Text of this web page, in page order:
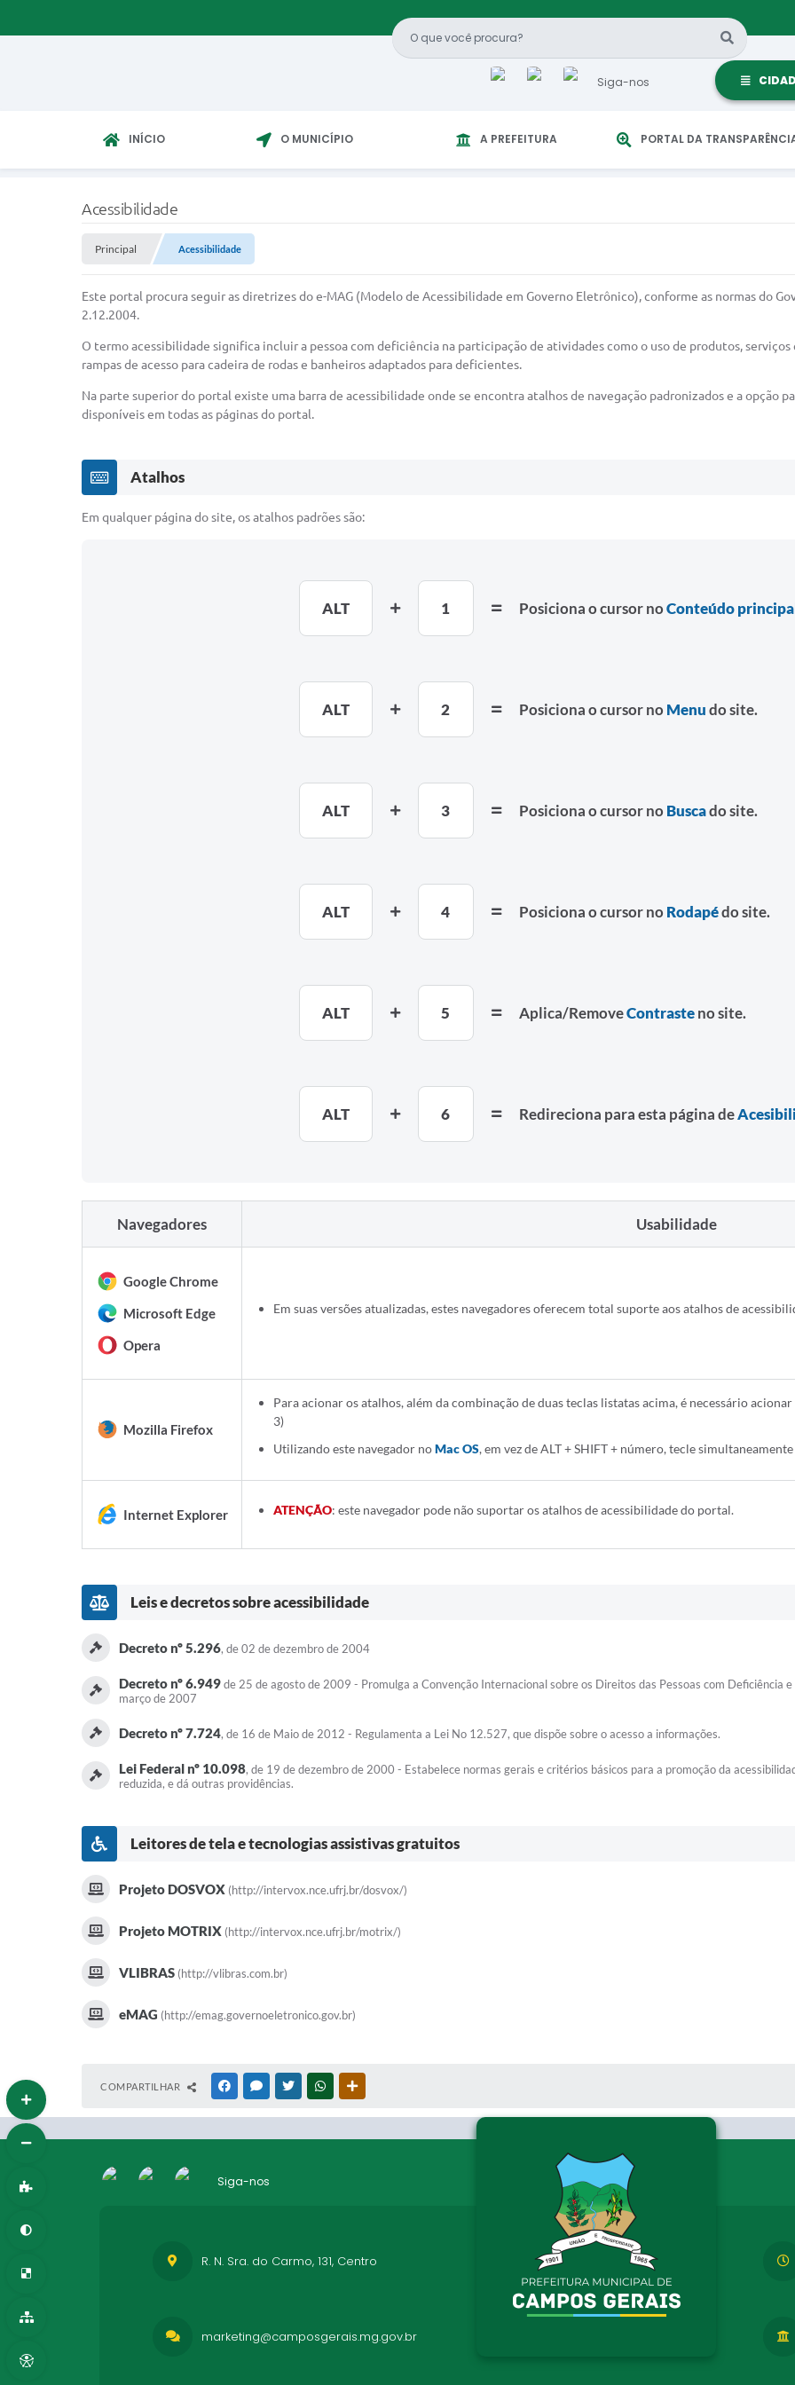
Siga-nos
INÍCIO O MUNICÍPIO A PREFEITURA PORTAL DA
Acessibilidade
Principal Acessibilidade
Este portal procura seguir as diretrizes do e-MAG (Modelo de Acessibilidade em Governo Eletrônico), conforme as normas do
2.12.2004.
O termo acessibilidade significa incluir a pessoa com deficiência na participação de atividades como o uso de produtos,
rampas de acesso para cadeira de rodas e banheiros adaptados para deficientes.
Na parte superior do portal existe uma barra de acessibilidade onde se encontra atalhos de navegação padronizados e a opção
disponíveis em todas as páginas do portal.
Atalhos
Em qualquer página do site, os atalhos padrões são:
ALT 1 Posiciona o cursor noConteúdo
ALT 2 Posiciona o cursor no Menudo site.
ALT 3 Posiciona o cursor no Buscado site.
ALT 4 Posiciona o cursor no Rodapédo site.
ALT 5 Aplica/RemoveContrasteno site.
ALT 6 Redireciona para esta página de
Navegadores Usabilidade
Google Chrome
Microsoft Edge
Opera
Em suas versões atualizadas, estes navegadores oferecem total suporte aos atalhos de
Mozilla Firefox
Para acionar os atalhos, além da combinação de duas teclas listatas acima, é necessário
3)
Utilizando este navegador noMac OS, em vez de ALT + SHIFT + número, tecle simultaneamente
Internet Explorer ATENÇÃO: este navegador pode não suportar os atalhos de acessibilidade do portal.
Leis e decretos sobre acessibilidade
Decreto nº 5.296, de 02 de dezembro de 2004
Decreto nº 6.949de 25 de agosto de 2009 - Promulga a Convenção Internacional sobre os Direitos das Pessoas com Deficiência
março de 2007
Decreto nº 7.724, de 16 de Maio de 2012 - Regulamenta a Lei No 12.527, que dispõe sobre o acesso a informações.
Lei Federal nº 10.098, de 19 de dezembro de 2000 - Estabelece normas gerais e critérios básicos para a promoção da
reduzida, e dá outras providências.
Leitores de tela e tecnologias assistivas gratuitos
Projeto DOSVOX (http://intervox.nce.ufrj.br/dosvox/)
Projeto MOTRIX (http://intervox.nce.ufrj.br/motrix/)
VLIBRAS (http://vlibras.com.br)
eMAG (http://emag.governoeletronico.gov.br)
COMPARTILHAR FACEBOOKMESSENGER
TWITTERWHATSAPP
Siga-nos
R. N. Sra. do Carmo, 131, Centro
marketing@camposgerais.mg.gov.br